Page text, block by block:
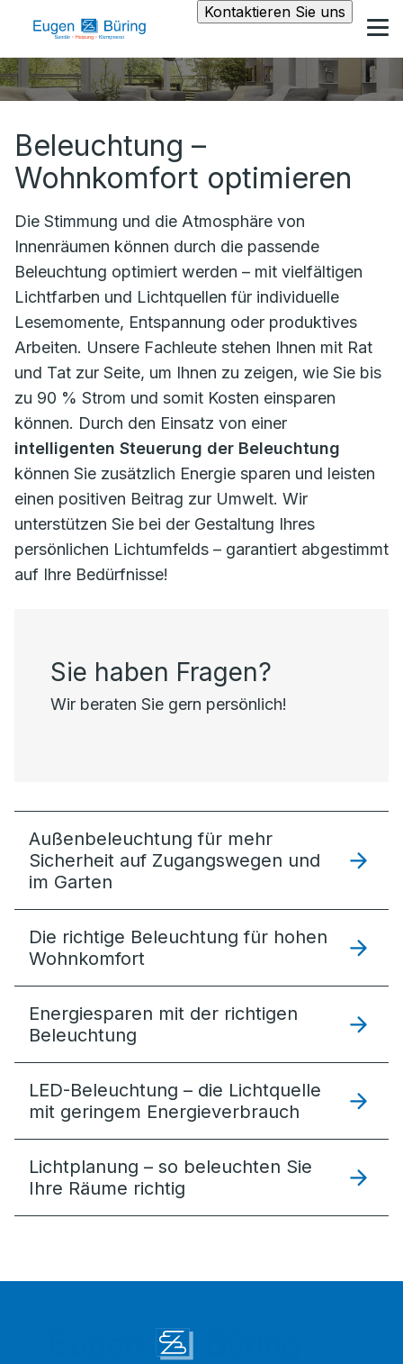
Kontaktieren Sie uns
Beleuchtung –
Wohnkomfort optimieren
Die Stimmung und die Atmosphäre von
Innenräumen können durch die passende
Beleuchtung optimiert werden – mit vielfältigen
Lichtfarben und Lichtquellen für individuelle
Lesemomente, Entspannung oder produktives
Arbeiten. Unsere Fachleute stehen Ihnen mit Rat
und Tat zur Seite, um Ihnen zu zeigen, wie Sie bis
zu 90 % Strom und somit Kosten einsparen
können. Durch den Einsatz von einer
intelligenten Steuerung der Beleuchtung
können Sie zusätzlich Energie sparen und leisten
einen positiven Beitrag zur Umwelt. Wir
unterstützen Sie bei der Gestaltung Ihres
persönlichen Lichtumfelds – garantiert abgestimmt
auf Ihre Bedürfnisse!
Sie haben Fragen?
Wir beraten Sie gern persönlich!
Außenbeleuchtung für mehr
Sicherheit auf Zugangswegen und
im Garten
Die richtige Beleuchtung für hohen
Wohnkomfort
Energiesparen mit der richtigen
Beleuchtung
LED-Beleuchtung – die Lichtquelle
mit geringem Energieverbrauch
Lichtplanung – so beleuchten Sie
Ihre Räume richtig